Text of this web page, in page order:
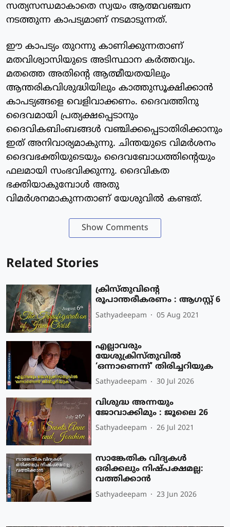
സത്യസന്ധമാകാതെ സ്വയം ആത്മവഞ്ചന
നടത്തുന്ന കാപട്യമാണ് നടമാടുന്നത്.
ഈ കാപട്യം തുറന്നു കാണിക്കുന്നതാണ്
മതവിശ്വാസിയുടെ അടിസ്ഥാന കര്‍ത്തവ്യം.
മതത്തെ അതിന്റെ ആത്മീയതയിലും
ആന്തരികവിശുദ്ധിയിലും കാത്തുസൂക്ഷിക്കാന്‍
കാപട്യങ്ങളെ വെളിവാക്കണം. ദൈവത്തിനു
ദൈവമായി പ്രത്യക്ഷപ്പെടാനും
ദൈവികബിംബങ്ങള്‍ വഞ്ചിക്കപ്പെടാതിരിക്കാനും
ഇത് അനിവാര്യമാകുന്നു. ചിന്തയുടെ വിമര്‍ശനം
ദൈവഭക്തിയുടെയും ദൈവബോധത്തിന്റെയും
ഫലമായി സംഭവിക്കുന്നു. ദൈവികത
ഭക്തിയാകുമ്പോള്‍ അതു
വിമര്‍ശനമാകുന്നതാണ് യേശുവില്‍ കണ്ടത്.
Show Comments
Related Stories
ക്രിസ്തുവിന്റെ
രൂപാന്തരീകരണം : ആഗസ്റ്റ് 6
Sathyadeepam 05 Aug 2021
എല്ലാവരും
യേശുക്രിസ്തുവില്‍
‘ഒന്നാണെന്ന്’ തിരിച്ചറിയുക
Sathyadeepam 30 Jul 2026
വിശുദ്ധ അന്നയും
ജോവാക്കിമും : ജൂലൈ 26
Sathyadeepam 26 Jul 2021
സാങ്കേതിക വിദ്യകള്‍
ഒരിക്കലും നിഷ്പക്ഷമല്ല:
വത്തിക്കാന്‍
Sathyadeepam 23 Jun 2026